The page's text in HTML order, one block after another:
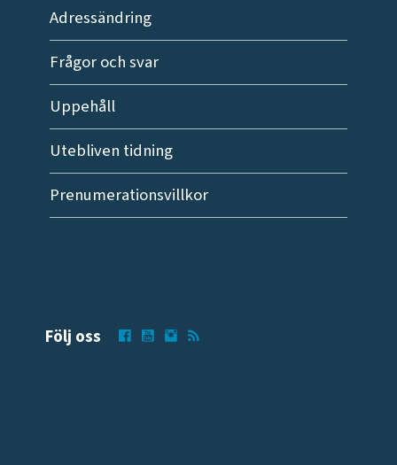
Adressändring
Frågor och svar
Uppehåll
Utebliven tidning
Prenumerationsvillkor
Följ oss